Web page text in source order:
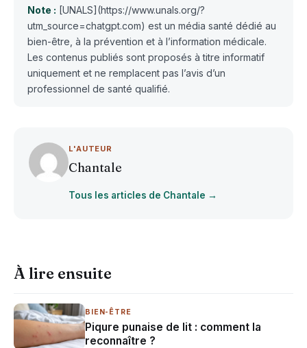
Note : [UNALS](https://www.unals.org/?
utm_source=chatgpt.com) est un média santé dédié au
bien-être, à la prévention et à l’information médicale.
Les contenus publiés sont proposés à titre informatif
uniquement et ne remplacent pas l’avis d’un
professionnel de santé qualifié.
L'AUTEUR
Chantale
Tous les articles de Chantale →
À lire ensuite
BIEN-ÊTRE
Piqure punaise de lit : comment la
reconnaître ?